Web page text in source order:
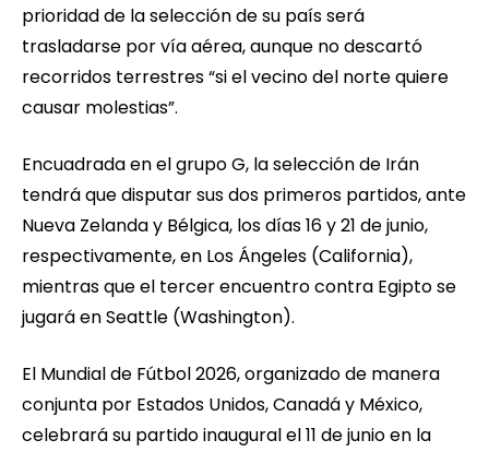
prioridad de la selección de su país será
trasladarse por vía aérea, aunque no descartó
recorridos terrestres “si el vecino del norte quiere
causar molestias”.
Encuadrada en el grupo G, la selección de Irán
tendrá que disputar sus dos primeros partidos, ante
Nueva Zelanda y Bélgica, los días 16 y 21 de junio,
respectivamente, en Los Ángeles (California),
mientras que el tercer encuentro contra Egipto se
jugará en Seattle (Washington).
El Mundial de Fútbol 2026, organizado de manera
conjunta por Estados Unidos, Canadá y México,
celebrará su partido inaugural el 11 de junio en la